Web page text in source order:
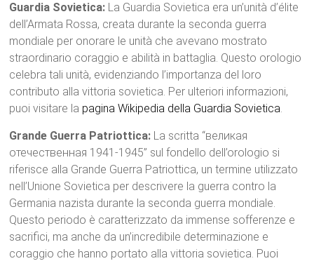
Guardia Sovietica: La Guardia Sovietica era un’unità d’élite
dell’Armata Rossa, creata durante la seconda guerra
mondiale per onorare le unità che avevano mostrato
straordinario coraggio e abilità in battaglia. Questo orologio
celebra tali unità, evidenziando l’importanza del loro
contributo alla vittoria sovietica. Per ulteriori informazioni,
puoi visitare la pagina Wikipedia della Guardia Sovietica.
Grande Guerra Patriottica: La scritta “великая
отечественная 1941-1945” sul fondello dell’orologio si
riferisce alla Grande Guerra Patriottica, un termine utilizzato
nell’Unione Sovietica per descrivere la guerra contro la
Germania nazista durante la seconda guerra mondiale.
Questo periodo è caratterizzato da immense sofferenze e
sacrifici, ma anche da un’incredibile determinazione e
coraggio che hanno portato alla vittoria sovietica. Puoi